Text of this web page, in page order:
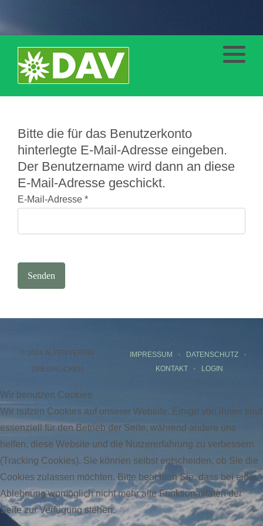
Bitte die für das Benutzerkonto
hinterlegte E-Mail-Adresse eingeben.
Der Benutzername wird dann an diese
E-Mail-Adresse geschickt.
E-Mail-Adresse *
Senden
© 2024 ALPENVEREIN
ZWEIBRÜCKEN
IMPRESSUM
DATENSCHUTZ
KONTAKT
LOGIN
Wir benutzen Cookies
Wir nutzen Cookies auf unserer Website. Einige von ihnen sind
essenziell für den Betrieb der Seite, während andere uns
helfen, diese Website und die Nutzererfahrung zu verbessern
(Tracking Cookies). Sie können selbst entscheiden, ob Sie die
Cookies zulassen möchten. Bitte beachten Sie, dass bei einer
Ablehnung womöglich nicht mehr alle Funktionalitäten der
Seite zur Verfügung stehen.
Ausbildung
Klettern
Eis und Schnee